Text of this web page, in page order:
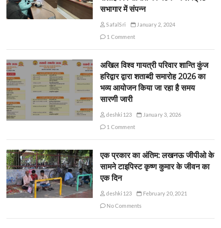
सभागार में संपन्न
SafalSri
January 2, 2024
1 Comment
अखिल विश्व गायत्री परिवार शान्ति कुंज
हरिद्वार द्वारा शताब्दी समारोह 2026 का
भव्य आयोजन किया जा रहा है समय
सारणी जारी
deshki123
January 3, 2026
1 Comment
एक प्रकार का अंतिम: लखनऊ जीपीओ के
सामने टाइपिस्ट कृष्ण कुमार के जीवन का
एक दिन
deshki123
February 20, 2021
No Comments